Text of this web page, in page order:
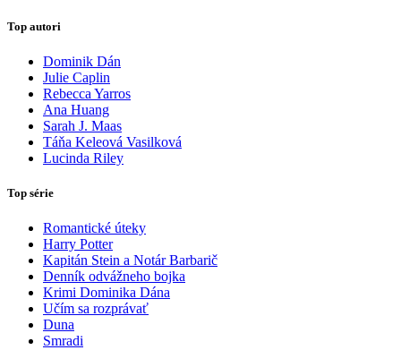
Top autori
Dominik Dán
Julie Caplin
Rebecca Yarros
Ana Huang
Sarah J. Maas
Táňa Keleová Vasilková
Lucinda Riley
Top série
Romantické úteky
Harry Potter
Kapitán Stein a Notár Barbarič
Denník odvážneho bojka
Krimi Dominika Dána
Učím sa rozprávať
Duna
Smradi